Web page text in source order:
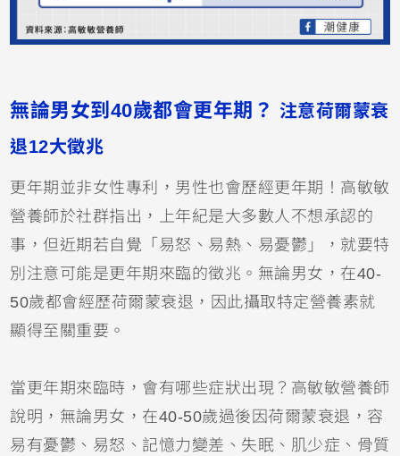
無論男女到40歲都會更年期？ 注意荷爾蒙衰
退12大徵兆
更年期並非女性專利，男性也會歷經更年期！高敏敏
營養師於社群指出，上年紀是大多數人不想承認的
事，但近期若自覺「易怒、易熱、易憂鬱」，就要特
別注意可能是更年期來臨的徵兆。無論男女，在40-
50歲都會經歷荷爾蒙衰退，因此攝取特定營養素就
顯得至關重要。
當更年期來臨時，會有哪些症狀出現？高敏敏營養師
說明，無論男女，在40-50歲過後因荷爾蒙衰退，容
易有憂鬱、易怒、記憶力變差、失眠、肌少症、骨質